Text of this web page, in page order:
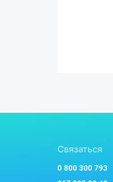
Связаться
0 800 300 793